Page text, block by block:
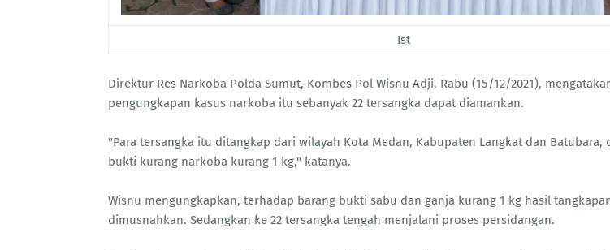
Ist
Direktur Res Narkoba Polda Sumut, Kombes Pol Wisnu Adji, Rabu (15/12/2021),
pengungkapan kasus narkoba itu sebanyak 22 tersangka dapat diamankan.
"Para tersangka itu ditangkap dari wilayah Kota Medan, Kabupaten Langkat dan Batubara,
bukti kurang narkoba kurang 1 kg," katanya.
Wisnu mengungkapkan, terhadap barang bukti sabu dan ganja kurang 1 kg hasil
dimusnahkan. Sedangkan ke 22 tersangka tengah menjalani proses persidangan.